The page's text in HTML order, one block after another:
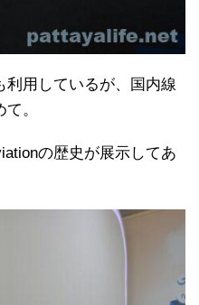
利用しているが、国内線
。
の歴史が展示してあ